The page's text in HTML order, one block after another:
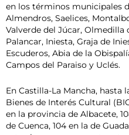
en los términos municipales
Almendros, Saelices,
Valverde del Júcar, Olmedilla
Palancar, Iniesta, Graja de
Escuderos, Abia de la
Campos del Paraiso y Uclés.
En Castilla-La Mancha, hasta
Bienes de Interés Cultural
en la provincia de Albacete,
de Cuenca, 104 en la de